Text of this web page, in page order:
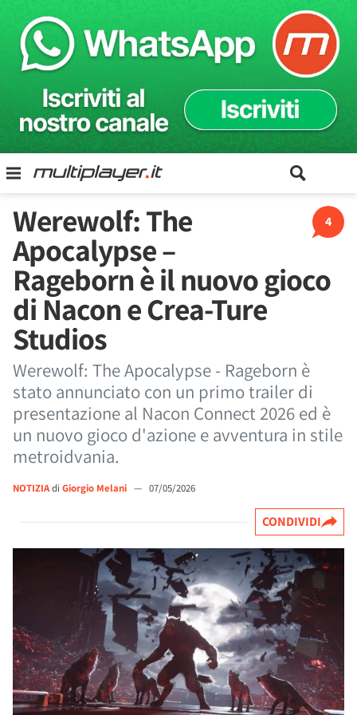
4
Werewolf: The
Apocalypse –
Rageborn è il nuovo gioco
di Nacon e Crea-Ture
Studios
Werewolf: The Apocalypse - Rageborn è
stato annunciato con un primo trailer di
presentazione al Nacon Connect 2026 ed è
un nuovo gioco d'azione e avventura in stile
metroidvania.
NOTIZIAdi Giorgio Melani — 07/05/2026
CONDIVIDI